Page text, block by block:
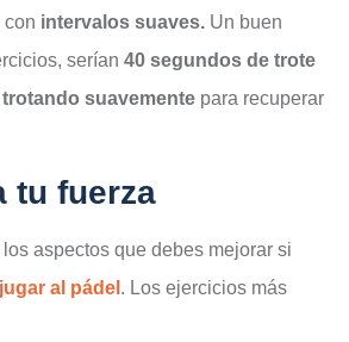
con intervalos suaves. Un buen
serían 40 segundos de trote
suavemente para recuperar
tu fuerza
aspectos que debes mejorar si
jugar al pádel . Los ejercicios más